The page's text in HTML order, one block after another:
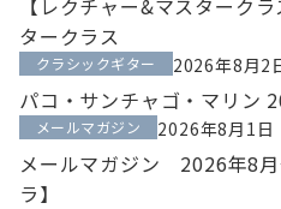
【レクチャー&マスターク
タークラス
2026年8月2
クラシックギター
パコ・サンチャゴ・マリン
2026年8月1日
メールマガジン
メールマガジン 2026年8
ラ】